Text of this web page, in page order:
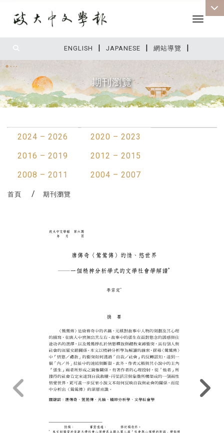
ENGLISH | JAPANESE | 網站導覽 |
Toggle
期刊瀏覽
2024 – 2026
2020 – 2023
2016 – 2019
2012 – 2015
2008 – 2011
2004 – 2007
首頁 期刊瀏覽